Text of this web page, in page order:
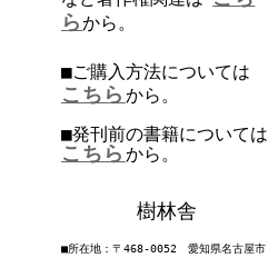
らから。
■ご購入方法については
こちら から。
■発刊前の書籍については
こちら から。
樹林舎
■所在地：〒468-0052 愛知県名古屋市